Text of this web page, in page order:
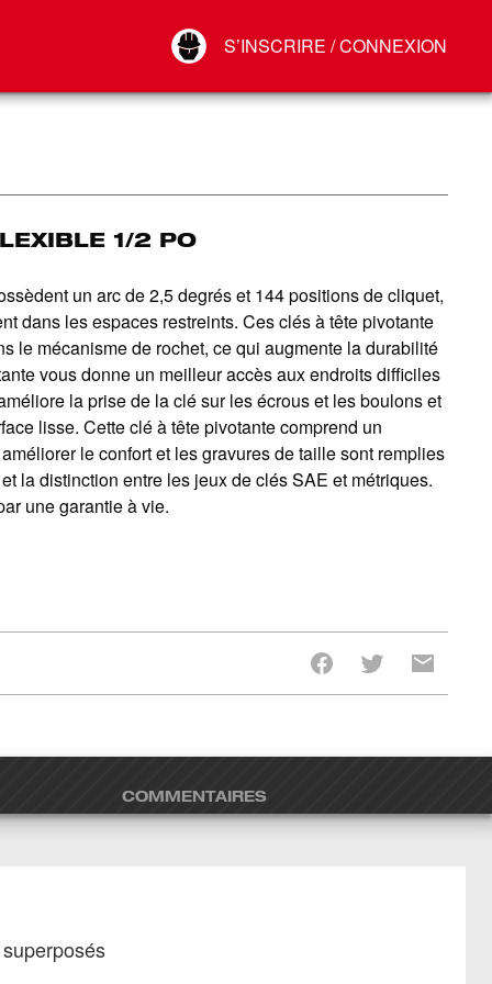
S’INSCRIRE / CONNEXION
Connect
1/2 PO
un arc de 2,5 degrés et 144 positions de cliquet,
dans les espaces restreints. Ces clés à tête pivotante
le mécanisme de rochet, ce qui augmente la durabilité
vous donne un meilleur accès aux endroits difficiles
la prise de la clé sur les écrous et les boulons et
lisse. Cette clé à tête pivotante comprend un
le confort et les gravures de taille sont remplies
la distinction entre les jeux de clés SAE et métriques.
une garantie à vie.
COMMENTAIRES